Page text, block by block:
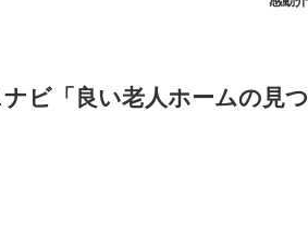
デイサービスのやりくり
ビ「良い老人ホームの見